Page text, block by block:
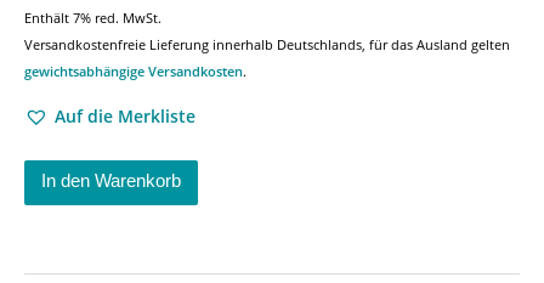
Enthält 7% red. MwSt.
Versandkostenfreie Lieferung innerhalb Deutschlands, für das Ausland gelten
gewichtsabhängige Versandkosten.
Auf die Merkliste
In den Warenkorb